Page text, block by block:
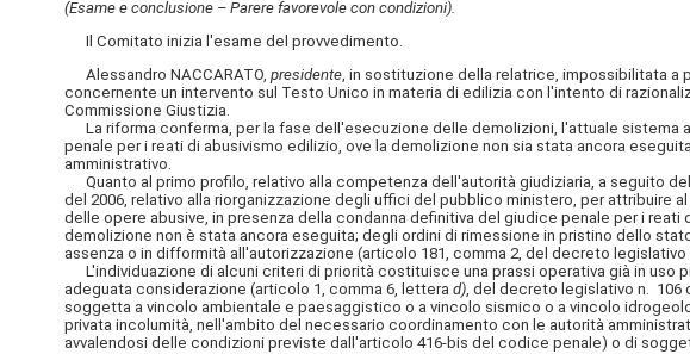
(Esame e conclusione – Parere favorevole con condizioni).
Il Comitato inizia l'esame del provvedimento.
Alessandro NACCARATO, presidente, in sostituzione della relatrice, impossibilitata a
concernente un intervento sul Testo Unico in materia di edilizia con l'intento di
Commissione Giustizia.
La riforma conferma, per la fase dell'esecuzione delle demolizioni, l'attuale sistema
penale per i reati di abusivismo edilizio, ove la demolizione non sia stata ancora
amministrativo.
Quanto al primo profilo, relativo alla competenza dell'autorità giudiziaria, a seguito
del 2006, relativo alla riorganizzazione degli uffici del pubblico ministero, per
delle opere abusive, in presenza della condanna definitiva del giudice penale per i
demolizione non è stata ancora eseguita; degli ordini di rimessione in pristino dello
assenza o in difformità all'autorizzazione (articolo 181, comma 2, del decreto
L'individuazione di alcuni criteri di priorità costituisce una prassi operativa già in uso
adeguata considerazione (articolo 1, comma 6, lettera d), del decreto legislativo n. 106
soggetta a vincolo ambientale e paesaggistico o a vincolo sismico o a vincolo
privata incolumità, nell'ambito del necessario coordinamento con le autorità
avvalendosi delle condizioni previste dall'articolo 416-bis del codice penale) o di